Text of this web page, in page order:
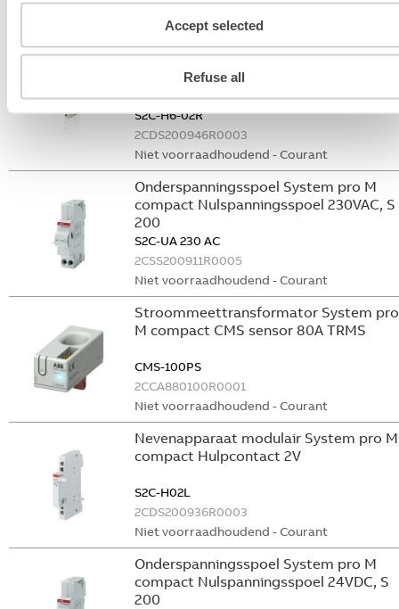
Accept selected
Refuse all
2CDS200936R0002
Niet voorraadhoudend - Courant
Nevenapparaat modulair System pro M
compact Hulpcontact
S2C-H6-02R
2CDS200946R0003
Niet voorraadhoudend - Courant
Onderspanningsspoel System pro M
compact Nulspanningsspoel 230VAC, S
200
S2C-UA 230 AC
2CSS200911R0005
Niet voorraadhoudend - Courant
Stroommeettransformator System pro
M compact CMS sensor 80A TRMS
CMS-100PS
2CCA880100R0001
Niet voorraadhoudend - Courant
Nevenapparaat modulair System pro M
compact Hulpcontact 2V
S2C-H02L
2CDS200936R0003
Niet voorraadhoudend - Courant
Onderspanningsspoel System pro M
compact Nulspanningsspoel 24VDC, S
200